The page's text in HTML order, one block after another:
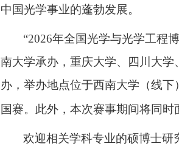
中国光学事业的蓬勃发展。
“2026年全国光学与光学工程
南大学承办，重庆大学、四川大
办，举办地点位于西南大学（线
国赛。此外，本次赛事期间将同时
欢迎相关学科专业的硕博士研